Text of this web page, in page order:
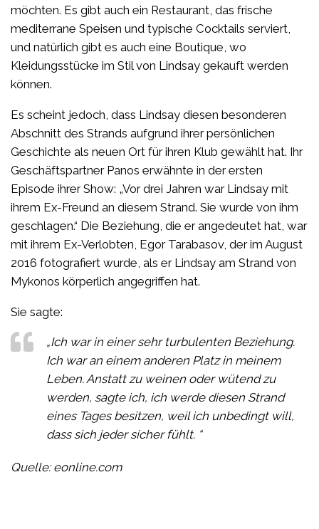
möchten. Es gibt auch ein Restaurant, das frische
mediterrane Speisen und typische Cocktails serviert,
und natürlich gibt es auch eine Boutique, wo
Kleidungsstücke im Stil von Lindsay gekauft werden
können.
Es scheint jedoch, dass Lindsay diesen besonderen
Abschnitt des Strands aufgrund ihrer persönlichen
Geschichte als neuen Ort für ihren Klub gewählt hat. Ihr
Geschäftspartner Panos erwähnte in der ersten
Episode ihrer Show: „Vor drei Jahren war Lindsay mit
ihrem Ex-Freund an diesem Strand. Sie wurde von ihm
geschlagen.“ Die Beziehung, die er angedeutet hat, war
mit ihrem Ex-Verlobten, Egor Tarabasov, der im August
2016 fotografiert wurde, als er Lindsay am Strand von
Mykonos körperlich angegriffen hat.
Sie sagte:
„Ich war in einer sehr turbulenten Beziehung.
Ich war an einem anderen Platz in meinem
Leben. Anstatt zu weinen oder wütend zu
werden, sagte ich, ich werde diesen Strand
eines Tages besitzen, weil ich unbedingt will,
dass sich jeder sicher fühlt. “
Quelle: eonline.com